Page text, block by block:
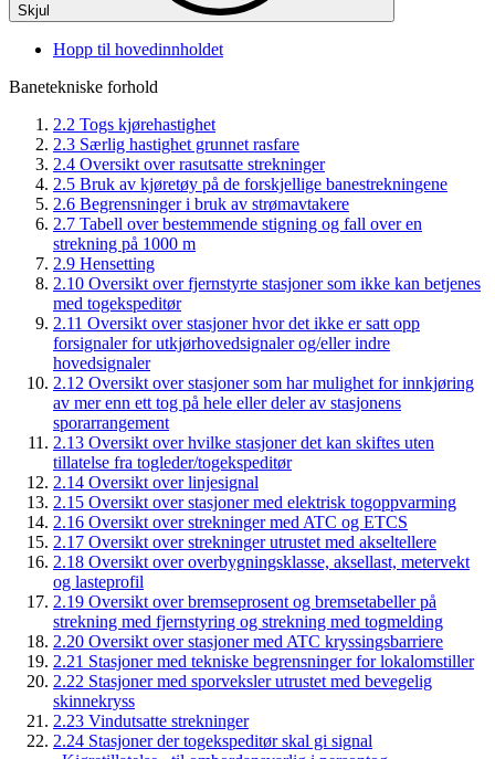
Skjul
Hopp til hovedinnholdet
Banetekniske forhold
2.2 Togs kjørehastighet
2.3 Særlig hastighet grunnet rasfare
2.4 Oversikt over rasutsatte strekninger
2.5 Bruk av kjøretøy på de forskjellige banestrekningene
2.6 Begrensninger i bruk av strømavtakere
2.7 Tabell over bestemmende stigning og fall over en
strekning på 1000 m
2.9 Hensetting
2.10 Oversikt over fjernstyrte stasjoner som ikke kan betjenes
med togekspeditør
2.11 Oversikt over stasjoner hvor det ikke er satt opp
forsignaler for utkjørhovedsignaler og/eller indre
hovedsignaler
2.12 Oversikt over stasjoner som har mulighet for innkjøring
av mer enn ett tog på hele eller deler av stasjonens
sporarrangement
2.13 Oversikt over hvilke stasjoner det kan skiftes uten
tillatelse fra togleder/togekspeditør
2.14 Oversikt over linjesignal
2.15 Oversikt over stasjoner med elektrisk togoppvarming
2.16 Oversikt over strekninger med ATC og ETCS
2.17 Oversikt over strekninger utrustet med akseltellere
2.18 Oversikt over overbygningsklasse, aksellast, metervekt
og lasteprofil
2.19 Oversikt over bremseprosent og bremsetabeller på
strekning med fjernstyring og strekning med togmelding
2.20 Oversikt over stasjoner med ATC kryssingsbarriere
2.21 Stasjoner med tekniske begrensninger for lokalomstiller
2.22 Stasjoner med sporveksler utrustet med bevegelig
skinnekryss
2.23 Vindutsatte strekninger
2.24 Stasjoner der togekspeditør skal gi signal